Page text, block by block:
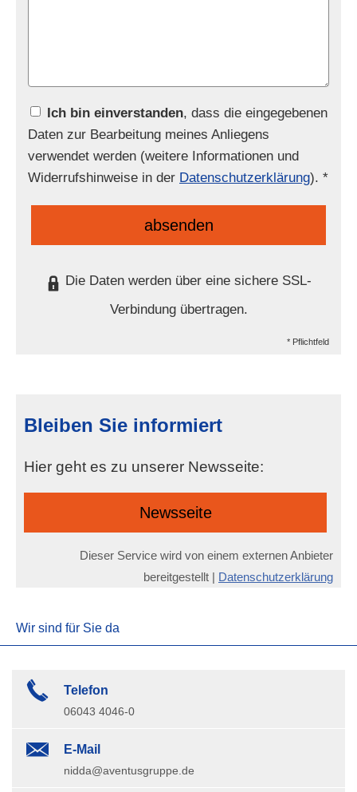
Ich bin einverstanden, dass die eingegebenen
Daten zur Bearbeitung meines Anliegens
verwendet werden (weitere Informationen und
Widerrufshinweise in der Datenschutzerklärung). *
absenden
Die Daten werden über eine sichere SSL-
Verbindung übertragen.
* Pflichtfeld
Bleiben Sie informiert
Hier geht es zu unserer Newsseite:
Newsseite
Dieser Service wird von einem externen Anbieter
bereitgestellt | Datenschutzerklärung
Wir sind für Sie da
Telefon
06043 4046-0
E-Mail
nidda@aventusgruppe.de